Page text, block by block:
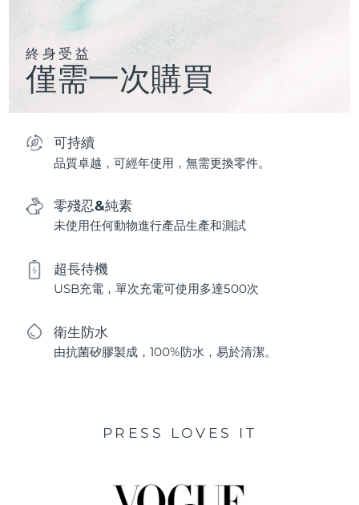
終身受益
僅需一次購買
可持續
品質卓越，可經年使用，無需更換零件。
零殘忍&純素
未使用任何動物進行產品生產和測試
超長待機
USB充電，單次充電可使用多達500次
衛生防水
由抗菌矽膠製成，100%防水，易於清潔。
PRESS LOVES IT